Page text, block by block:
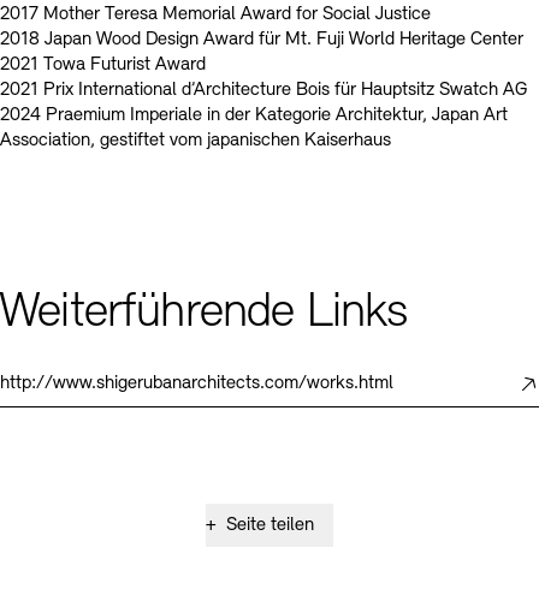
2017 Mother Teresa Memorial Award for Social Justice
2018 Japan Wood Design Award für Mt. Fuji World Heritage Center
2021 Towa Futurist Award
2021 Prix International d’Architecture Bois für Hauptsitz Swatch AG
2024 Praemium Imperiale in der Kategorie Architektur, Japan Art
Association, gestiftet vom japanischen Kaiserhaus
Weiterführende Links
http://www.shigerubanarchitects.com/works.html
+ Seite teilen